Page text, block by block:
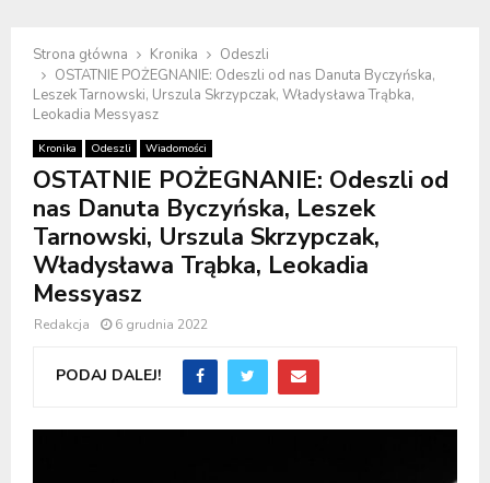
Strona główna Kronika
Odeszli
OSTATNIE POŻEGNANIE: Odeszli od nas Danuta Byczyńska,
Leszek Tarnowski, Urszula Skrzypczak, Władysława Trąbka,
Leokadia Messyasz
Kronika Odeszli Wiadomości
OSTATNIE POŻEGNANIE: Odeszli od
nas Danuta Byczyńska, Leszek
Tarnowski, Urszula Skrzypczak,
Władysława Trąbka, Leokadia
Messyasz
Redakcja 6 grudnia 2022
PODAJ DALEJ!